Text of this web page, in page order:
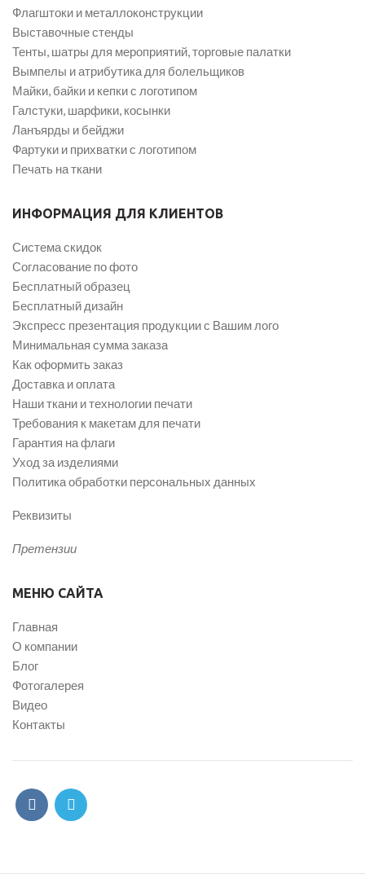
Флагштоки и металлоконструкции
Выставочные стенды
Тенты, шатры для мероприятий, торговые палатки
Вымпелы и атрибутика для болельщиков
Майки, байки и кепки с логотипом
Галстуки, шарфики, косынки
Ланъярды и бейджи
Фартуки и прихватки с логотипом
Печать на ткани
ИНФОРМАЦИЯ ДЛЯ КЛИЕНТОВ
Система скидок
Согласование по фото
Бесплатный образец
Бесплатный дизайн
Экспресс презентация продукции с Вашим лого
Минимальная сумма заказа
Как оформить заказ
Доставка и оплата
Наши ткани и технологии печати
Требования к макетам для печати
Гарантия на флаги
Уход за изделиями
Политика обработки персональных данных
Реквизиты
Претензии
МЕНЮ САЙТА
Главная
О компании
Блог
Фотогалерея
Видео
Контакты